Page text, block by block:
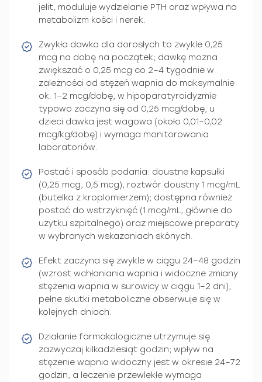
jelit, moduluje wydzielanie PTH oraz wpływa na
metabolizm kości i nerek.
Zwykła dawka dla dorosłych to zwykle 0,25
mcg na dobę na początek; dawkę można
zwiększać o 0,25 mcg co 2–4 tygodnie w
zależności od stężeń wapnia do maksymalnie
ok. 1–2 mcg/dobę; w hipoparatyroidyzmie
typowo zaczyna się od 0,25 mcg/dobę; u
dzieci dawka jest wagowa (około 0,01–0,02
mcg/kg/dobę) i wymaga monitorowania
laboratoriów.
Postać i sposób podania: doustne kapsułki
(0,25 mcg, 0,5 mcg), roztwór doustny 1 mcg/mL
(butelka z kroplomierzem); dostępna również
postać do wstrzyknięć (1 mcg/mL, głównie do
użytku szpitalnego) oraz miejscowe preparaty
w wybranych wskazaniach skónych.
Efekt zaczyna się zwykle w ciągu 24–48 godzin
(wzrost wchłaniania wapnia i widoczne zmiany
stężenia wapnia w surowicy w ciągu 1–2 dni),
pełne skutki metaboliczne obserwuje się w
kolejnych dniach.
Działanie farmakologiczne utrzymuje się
zazwyczaj kilkadziesiąt godzin; wpływ na
stężenie wapnia widoczny jest w okresie 24–72
godzin, a leczenie przewlekłe wymaga